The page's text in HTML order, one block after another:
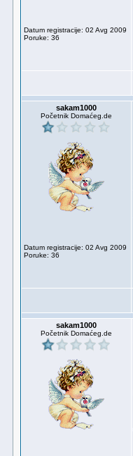
Datum registracije: 02 Avg 2009
Poruke: 36
sakam1000
Početnik Domaćeg.de
Datum registracije: 02 Avg 2009
Poruke: 36
sakam1000
Početnik Domaćeg.de